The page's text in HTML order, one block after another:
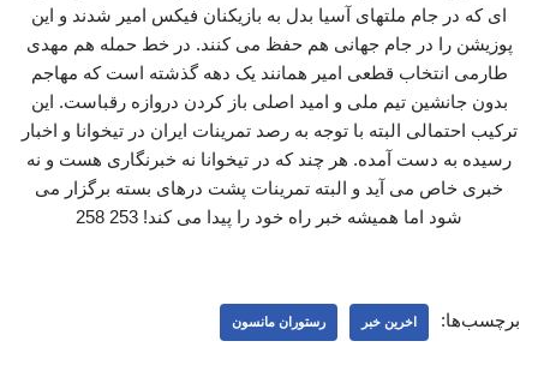
ای که در جام ملتهای آسیا بدل به بازیکنان فیکس امیر شدند و این
پوزیشن را در جام جهانی هم حفظ می کنند. در خط حمله هم مهدی
طارمی انتخاب قطعی امیر همانند یک دهه گذشته است که مهاجم
بدون جانشین تیم ملی و امید اصلی باز کردن دروازه رقباست. این
ترکیب احتمالی البته با توجه به رصد تمرینات ایران در تیخوانا و اخبار
رسیده به دست آمده. هر چند که در تیخوانا نه خبرنگاری هست و نه
خبری خاص می آید و البته تمرینات پشت درهای بسته برگزار می
شود اما همیشه خبر راه خود را پیدا می کند! 253 258
برچسب‌ها: اخرین خبر رستوران مانسون